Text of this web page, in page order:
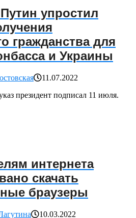
упростил
гражданства для
и Украины
11.07.2022
президент подписал 11 июля.
интернета
скачать
браузеры
10.03.2022